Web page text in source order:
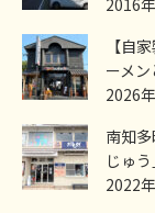
【自
ーメ
2026
南知
じゅ
2022